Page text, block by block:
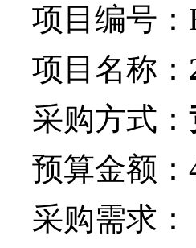
项目编号：
项目名称：
采购方式：
预算金额：
采购需求：